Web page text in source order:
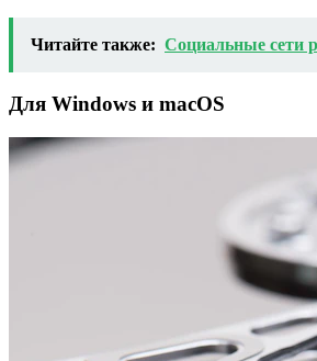
Читайте также: Социальные сети
Для Windows и macOS